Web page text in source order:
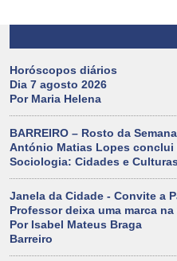
Horóscopos diários
Dia 7 agosto 2026
Por Maria Helena
BARREIRO – Rosto da
António Matias Lopes conclui
Sociologia: Cidades e
Janela da Cidade - Convite a
Professor deixa uma marca
Por Isabel Mateus Braga
Barreiro